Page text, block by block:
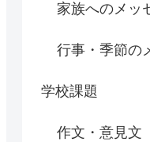
家族へのメッ
行事・季節の
学校課題
作文・意見文